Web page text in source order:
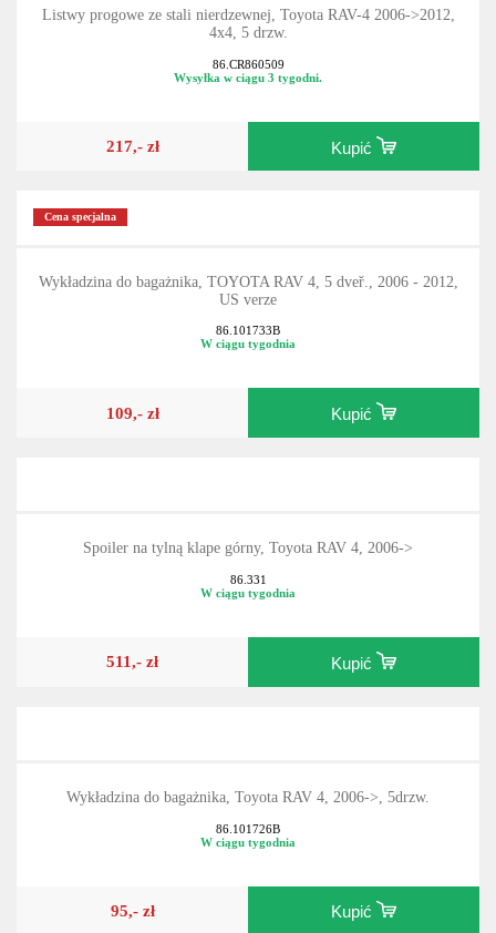
Listwy progowe ze stali nierdzewnej, Toyota RAV-4 2006->2012,
4x4, 5 drzw.
86.CR860509
Wysyłka w ciągu 3 tygodni.
217,- zł Kupić
Cena specjalna
Wykładzina do bagażnika, TOYOTA RAV 4, 5 dveř., 2006 - 2012,
US verze
86.101733B
W ciągu tygodnia
109,- zł Kupić
Spoiler na tylną klape górny, Toyota RAV 4, 2006->
86.331
W ciągu tygodnia
511,- zł Kupić
Wykładzina do bagażnika, Toyota RAV 4, 2006->, 5drzw.
86.101726B
W ciągu tygodnia
95,- zł Kupić